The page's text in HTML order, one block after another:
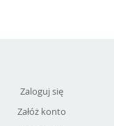
Zaloguj się
Załóż konto